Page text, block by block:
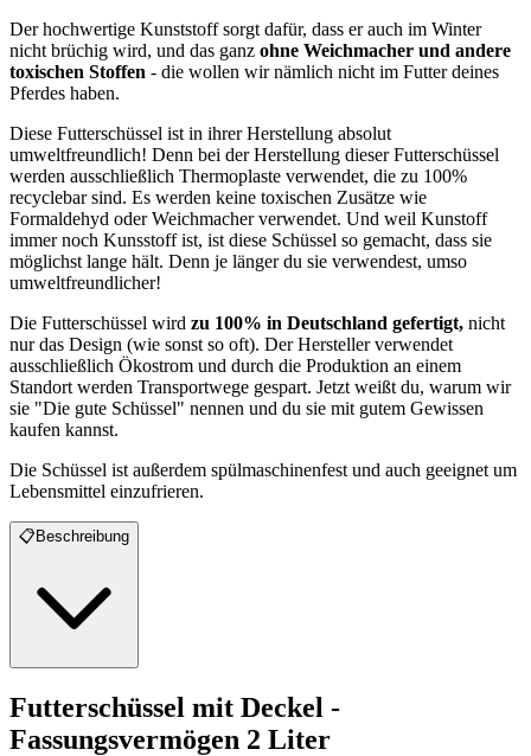
Der hochwertige Kunststoff sorgt dafür, dass er auch im Winter
nicht brüchig wird, und das ganz ohne Weichmacher und andere
toxischen Stoffen - die wollen wir nämlich nicht im Futter deines
Pferdes haben.
Diese Futterschüssel ist in ihrer Herstellung absolut
umweltfreundlich! Denn bei der Herstellung dieser Futterschüssel
werden ausschließlich Thermoplaste verwendet, die zu 100%
recyclebar sind. Es werden keine toxischen Zusätze wie
Formaldehyd oder Weichmacher verwendet. Und weil Kunstoff
immer noch Kunsstoff ist, ist diese Schüssel so gemacht, dass sie
möglichst lange hält. Denn je länger du sie verwendest, umso
umweltfreundlicher!
Die Futterschüssel wird zu 100% in Deutschland gefertigt, nicht
nur das Design (wie sonst so oft). Der Hersteller verwendet
ausschließlich Ökostrom und durch die Produktion an einem
Standort werden Transportwege gespart. Jetzt weißt du, warum wir
sie "Die gute Schüssel" nennen und du sie mit gutem Gewissen
kaufen kannst.
Die Schüssel ist außerdem spülmaschinenfest und auch geeignet um
Lebensmittel einzufrieren.
📋Beschreibung
Futterschüssel mit Deckel -
Fassungsvermögen 2 Liter